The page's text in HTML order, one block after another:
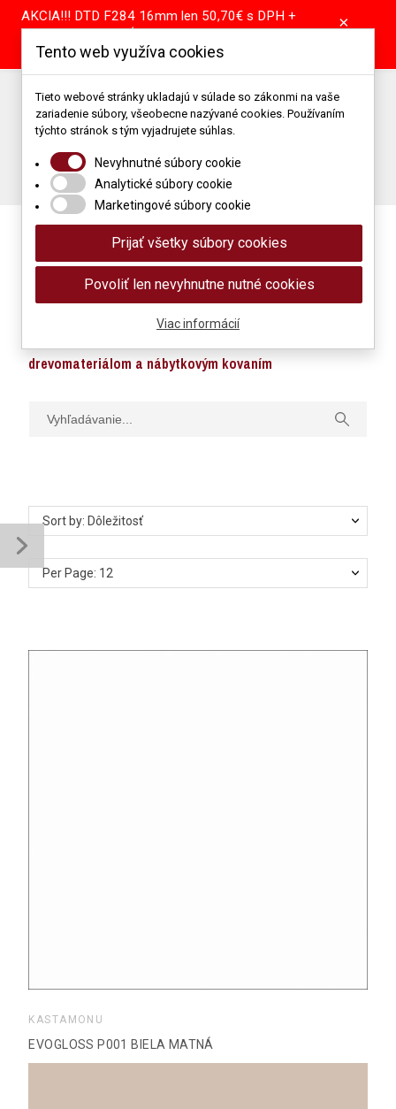
×
AKCIA!!! DTD F284 16mm len 50,70€ s DPH +
pílenie tabule GRÁTIS! DTD A907 16mm len
39,55€ s DPH + pílenie tabule GRÁTIS!
Predajňa: +421 904 867 344 | +421 37 64 25 101
Porez: +421 905 514 679
Podlahové štúdio: +421 907 866 118
Napíšte nám: obchod@mimidrevomaterial.sk
Porez materiálu
drevomateriálom a nábytkovým kovaním
Sort by: Dôležitosť
Per Page: 12
KASTAMONU
EVOGLOSS P001 BIELA MATNÁ
Tento web využíva cookies
Tieto webové stránky ukladajú v súlade so zákonmi na vaše
zariadenie súbory, všeobecne nazývané cookies. Používaním
týchto stránok s tým vyjadrujete súhlas.
Nevyhnutné súbory cookie
Analytické súbory cookie
Marketingové súbory cookie
Prijať všetky súbory cookies
Povoliť len nevyhnutne nutné cookies
Viac informácií